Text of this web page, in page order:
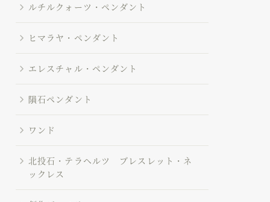
ルチルクォーツ・ペンダント
ヒマラヤ・ペンダント
エレスチャル・ペンダント
隕石ペンダント
ワンド
北投石・テラヘルツ ブレスレット・ネ
ックレス